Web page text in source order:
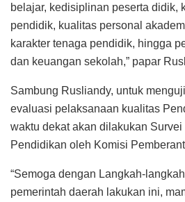
belajar, kedisiplinan peserta didik,
pendidik, kualitas personal
karakter tenaga pendidik, hingga
dan keuangan sekolah,” papar
Sambung Rusliandy, untuk
evaluasi pelaksanaan kualitas
waktu dekat akan dilakukan
Pendidikan oleh Komisi
“Semoga dengan Langkah-
pemerintah daerah lakukan ini,